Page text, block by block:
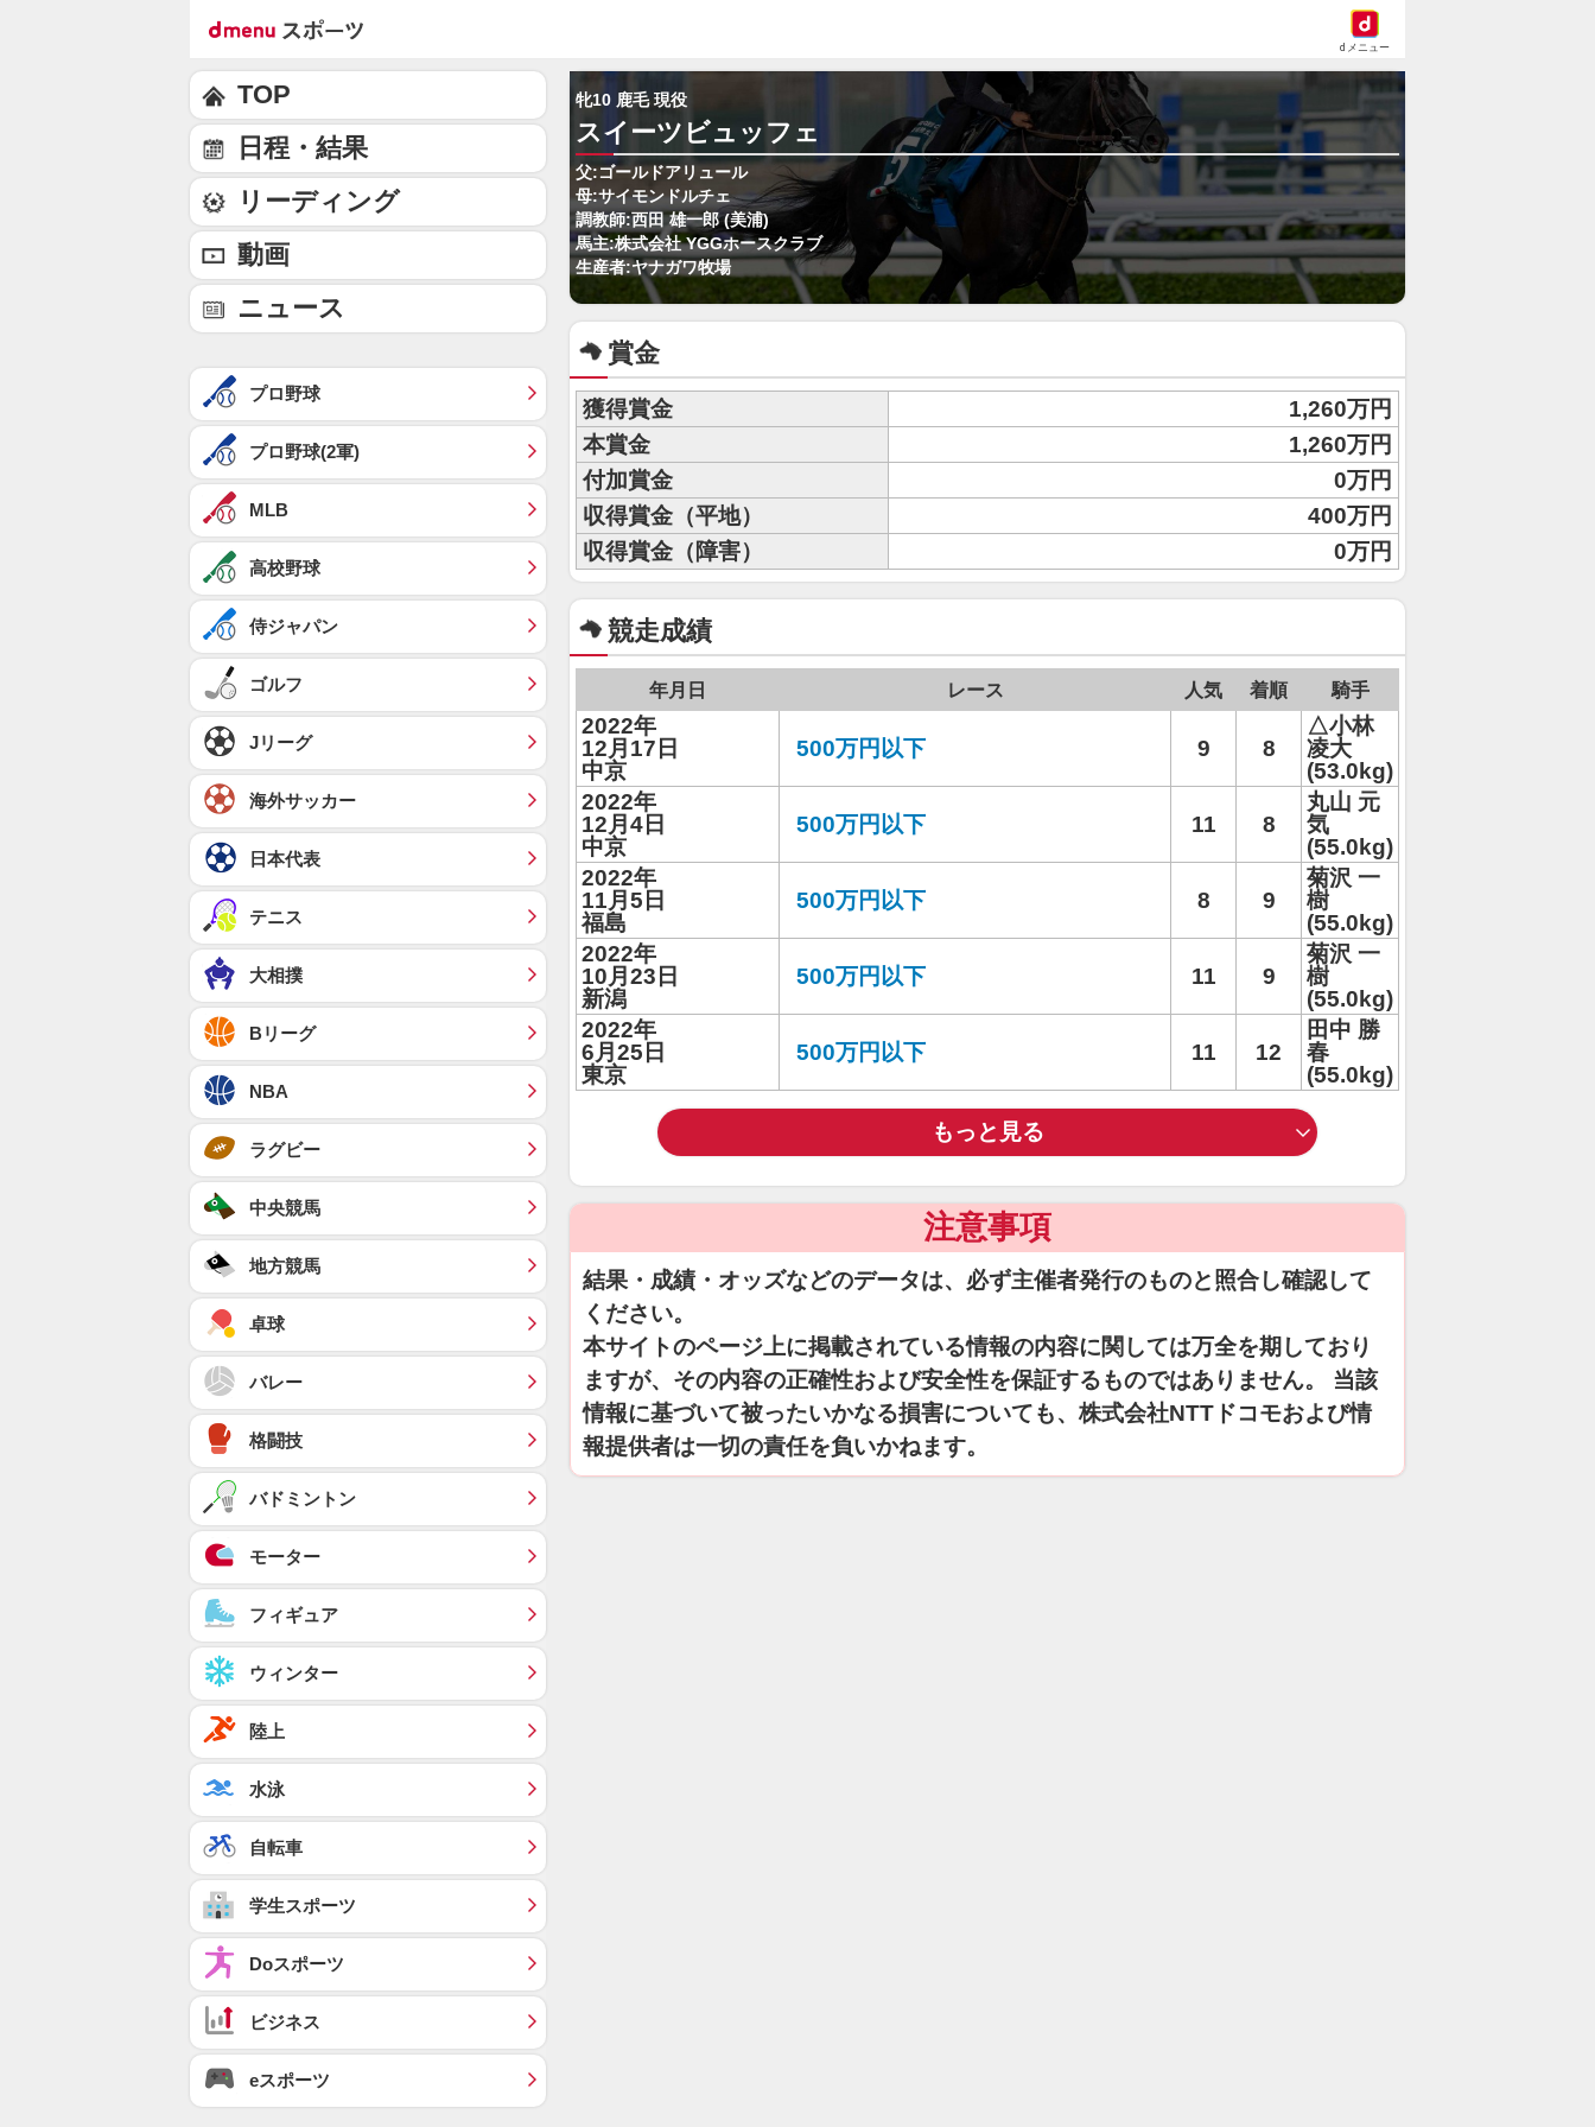
dメニュー
牝10 鹿毛 現役
スイーツビュッフェ
父:ゴールドアリュール
母:サイモンドルチェ
調教師:西田 雄一郎 (美浦)
馬主:株式会社 YGGホースクラブ
生産者:ヤナガワ牧場
賞金
獲得賞金
1,260万円
本賞金
1,260万円
付加賞金
0万円
収得賞金（平地）
400万円
収得賞金（障害）
0万円
競走成績
年月日 レース 人気 着順 騎手
2022年
12月17日
中京
500万円以下 9 8
△小林
凌大
(53.0kg)
2022年
12月4日
中京
500万円以下 11 8
丸山 元
気
(55.0kg)
2022年
11月5日
福島
500万円以下 8 9
菊沢 一
樹
(55.0kg)
2022年
10月23日
新潟
500万円以下 11 9
菊沢 一
樹
(55.0kg)
2022年
6月25日
東京
500万円以下 11 12
田中 勝
春
(55.0kg)
もっと見る
注意事項
結果・成績・オッズなどのデータは、必ず主催者発行のものと照合し確認して
ください。
本サイトのページ上に掲載されている情報の内容に関しては万全を期しており
ますが、その内容の正確性および安全性を保証するものではありません。 当該
情報に基づいて被ったいかなる損害についても、株式会社NTTドコモおよび情
報提供者は一切の責任を負いかねます。
TOP
日程・結果
リーディング
動画
ニュース
プロ野球
プロ野球(2軍)
MLB
高校野球
侍ジャパン
ゴルフ
Jリーグ
海外サッカー
日本代表
テニス
大相撲
Bリーグ
NBA
ラグビー
中央競馬
地方競馬
卓球
バレー
格闘技
バドミントン
モーター
フィギュア
ウィンター
陸上
水泳
自転車
学生スポーツ
Doスポーツ
ビジネス
eスポーツ